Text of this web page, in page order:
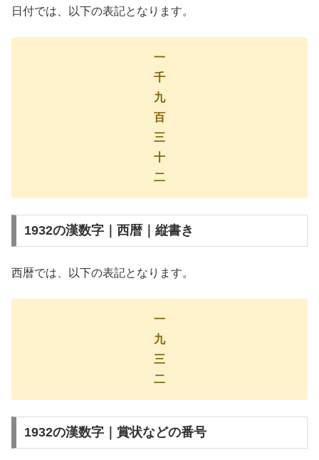
日付では、以下の表記となります。
一
千
九
百
三
十
二
1932の漢数字｜西暦｜縦書き
西暦では、以下の表記となります。
一
九
三
二
1932の漢数字｜賞状などの番号